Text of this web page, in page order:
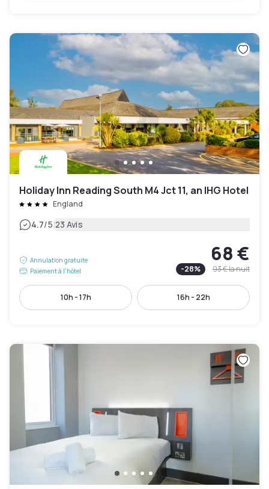
Holiday Inn Reading South M4 Jct 11, an IHG Hotel
England
4.7/5|23 Avis
Annulation gratuite
Paiement à l'hôtel
68 €
-28% 93 €la nuit
10h - 17h 16h - 22h